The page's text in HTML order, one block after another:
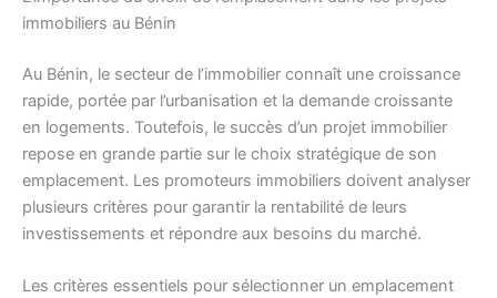
immobiliers au Bénin
Au Bénin, le secteur de l’immobilier connaît une croissance
rapide, portée par l’urbanisation et la demande croissante
en logements. Toutefois, le succès d’un projet immobilier
repose en grande partie sur le choix stratégique de son
emplacement. Les promoteurs immobiliers doivent analyser
plusieurs critères pour garantir la rentabilité de leurs
investissements et répondre aux besoins du marché.
Les critères essentiels pour sélectionner un emplacement